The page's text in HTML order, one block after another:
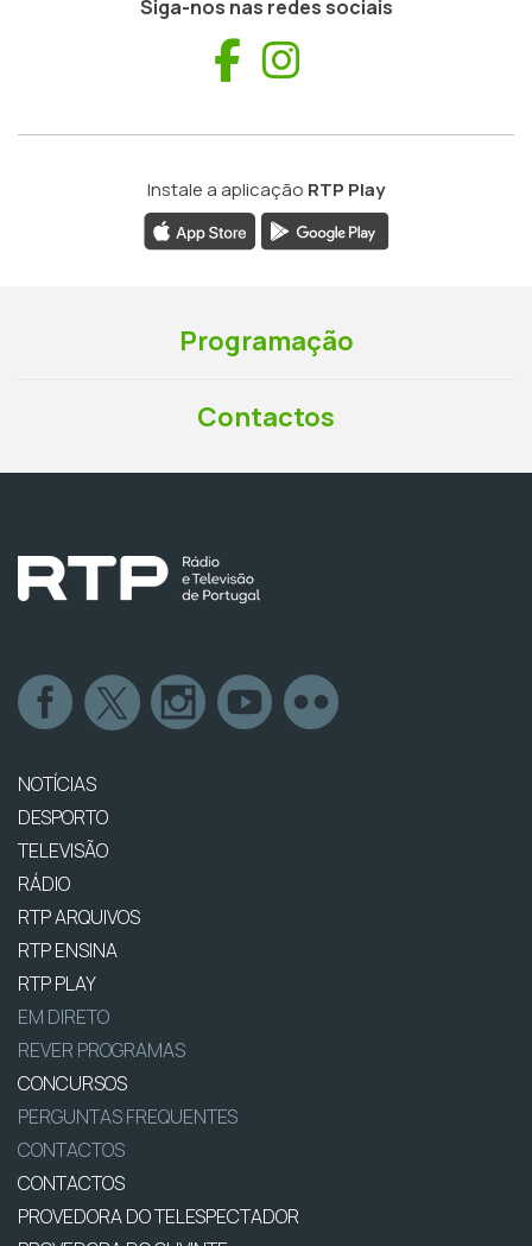
Siga-nos nas redes sociais
Facebook
Instale a aplicação RTP Play
Programação
Contactos
NOTÍCIAS
DESPORTO
TELEVISÃO
RÁDIO
RTP ARQUIVOS
RTP ENSINA
RTP PLAY
EM DIRETO
REVER PROGRAMAS
CONCURSOS
PERGUNTAS FREQUENTES
CONTACTOS
CONTACTOS
PROVEDORA DO TELESPECTADOR